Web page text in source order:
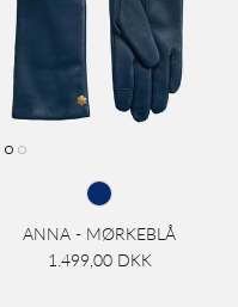
ANNA - MØRKEBLÅ
1.499,00 DKK